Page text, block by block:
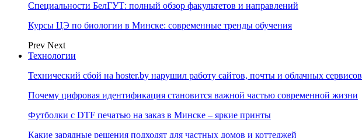
Специальности БелГУТ: полный обзор факультетов и направлений
Курсы ЦЭ по биологии в Минске: современные тренды обучения
Prev Next
Технологии
Технический сбой на hoster.by нарушил работу сайтов, почты и облачных сервисов
Почему цифровая идентификация становится важной частью современной жизни
Футболки с DTF печатью на заказ в Минске – яркие принты
Какие зарядные решения подходят для частных домов и коттеджей